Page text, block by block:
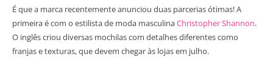
É que a marca recentemente anunciou duas parcerias ótimas! A
primeira é com o estilista de moda masculinaChristopher Shannon.
O inglês criou diversas mochilas com detalhes diferentes como
franjas e texturas, que devem chegar às lojas em julho.